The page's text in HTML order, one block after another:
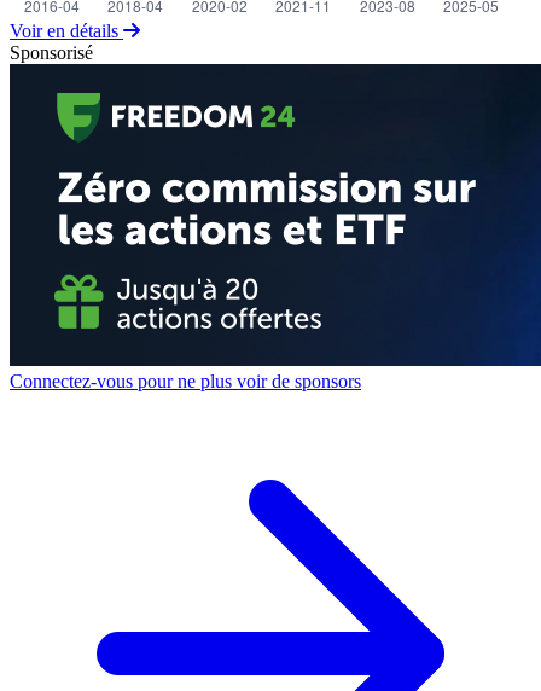
Voir en détails
Sponsorisé
Connectez-vous pour ne plus voir de sponsors